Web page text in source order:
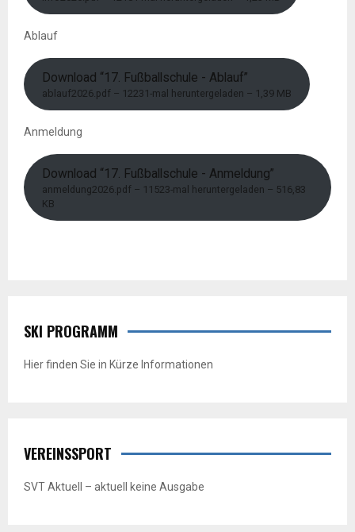
Ablauf
Download “17. Fußballschule - Ablauf”
ablauf2026.pdf – 12231-mal heruntergeladen – 1,39 MB
Anmeldung
Download “17. Fußballschule - Anmeldung”
anmeldung2026.pdf – 11523-mal heruntergeladen – 516,83
KB
SKI PROGRAMM
Hier finden Sie in Kürze Informationen
VEREINSSPORT
SVT Aktuell – aktuell keine Ausgabe